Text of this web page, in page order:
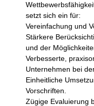
setzt sich ein für:
Vereinfachung und
Stärkere
und der
Verbesserte,
Unternehmen bei
Einheitliche
Vorschriften.
Zügige Evaluierung